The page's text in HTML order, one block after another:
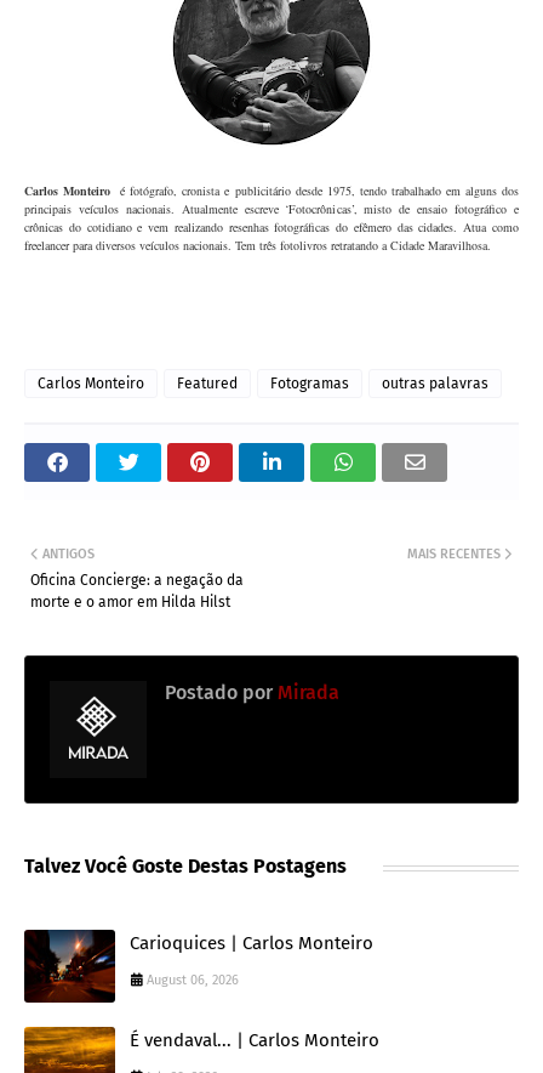
Carlos Monteiro é fotógrafo, cronista e publicitário desde 1975, tendo trabalhado em alguns dos
principais veículos nacionais. Atualmente escreve ‘Fotocrônicas’, misto de ensaio fotográfico e
crônicas do cotidiano e vem realizando resenhas fotográficas do efêmero das cidades. Atua como
freelancer para diversos veículos nacionais. Tem três fotolivros retratando a Cidade Maravilhosa.
Carlos Monteiro Featured Fotogramas outras palavras
MAIS RECENTES
ANTIGOS
Oficina Concierge: a negação da
morte e o amor em Hilda Hilst
Postado por Mirada
Talvez Você Goste Destas Postagens
Carioquices | Carlos Monteiro
August 06, 2026
É vendaval... | Carlos Monteiro